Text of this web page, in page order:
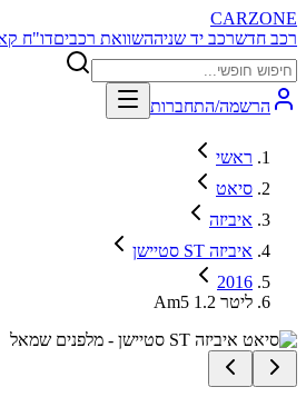
CARZONE
רכב חדשרכב יד שניההשוואת רכביםדו"ח
הרשמה/התחברות
ראשי
סיאט
איביזה
איביזה ST סטיישן
2016
Am5 1.2 ליטר